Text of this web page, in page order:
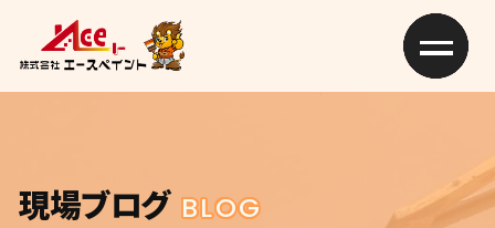
現場ブログ BLOG